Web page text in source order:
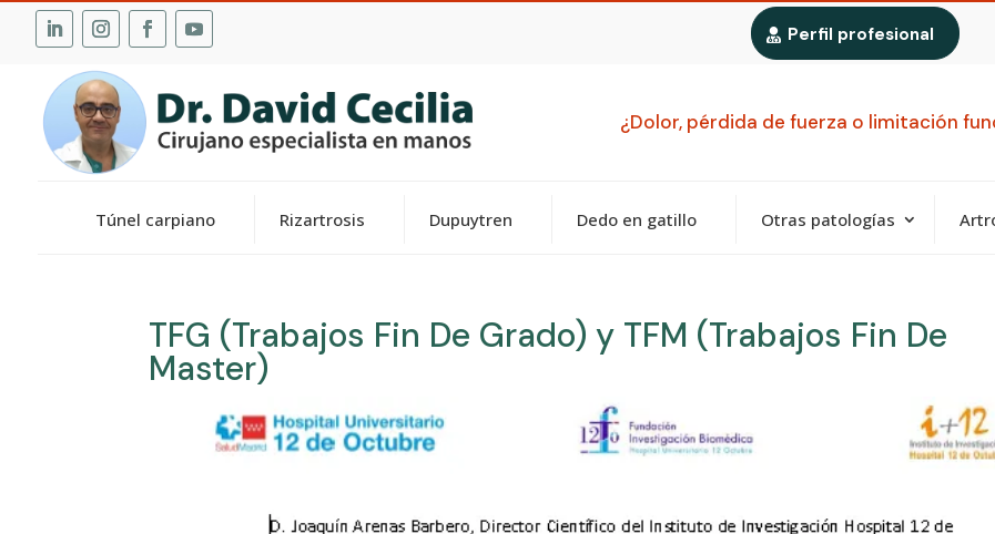
Perfil profesional
¿Dolor, pérdida de fuerza o limitación
Túnel carpiano Rizartrosis Dupuytren Dedo en gatillo Otras patologías
TFG (Trabajos Fin De Grado) y TFM (Trabajos Fin De
Master)